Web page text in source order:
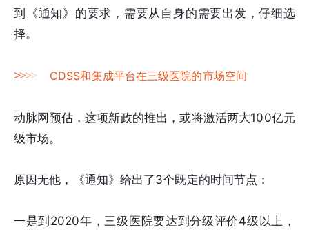
到《通知》的要求，需要从自身的需要出发，仔细选
择。
>>>> CDSS和集成平台在三级医院的市场空间
动脉网预估，这项新政的推出，或将激活两大100亿元
级市场。
原因无他，《通知》给出了3个既定的时间节点：
一是到2020年，三级医院要达到分级评价4级以上，